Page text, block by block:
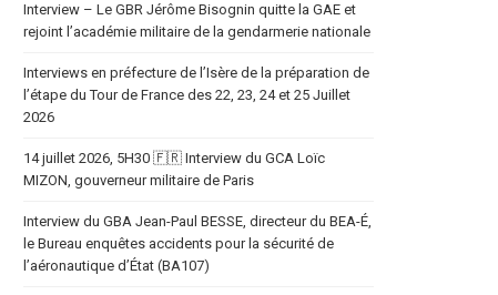
Interview – Le GBR Jérôme Bisognin quitte la GAE et
rejoint l’académie militaire de la gendarmerie nationale
Interviews en préfecture de l’Isère de la préparation de
l’étape du Tour de France des 22, 23, 24 et 25 Juillet
2026
14 juillet 2026, 5H30 🇫🇷 Interview du GCA Loïc
MIZON, gouverneur militaire de Paris
Interview du GBA Jean-Paul BESSE, directeur du BEA-É,
le Bureau enquêtes accidents pour la sécurité de
l’aéronautique d’État (BA107)